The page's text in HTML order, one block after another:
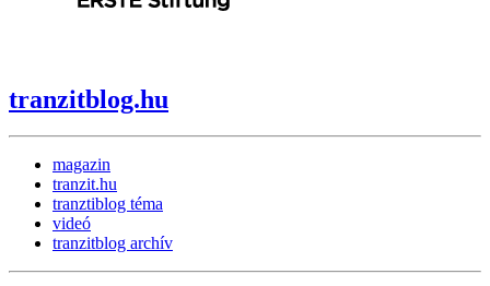
tranzitblog.hu
magazin
tranzit.hu
tranztiblog téma
videó
tranzitblog archív